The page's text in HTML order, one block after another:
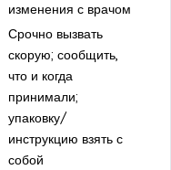
изменения с врачом
Срочно вызвать
скорую; сообщить,
что и когда
принимали;
упаковку/
инструкцию взять с
собой